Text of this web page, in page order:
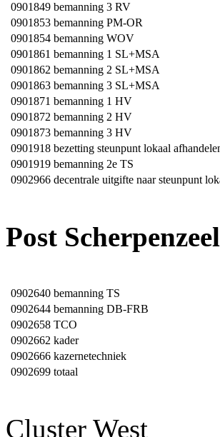
0901849 bemanning 3 RV
0901853 bemanning PM-OR
0901854 bemanning WOV
0901861 bemanning 1 SL+MSA
0901862 bemanning 2 SL+MSA
0901863 bemanning 3 SL+MSA
0901871 bemanning 1 HV
0901872 bemanning 2 HV
0901873 bemanning 3 HV
0901918 bezetting steunpunt lokaal
0901919 bemanning 2e TS
0902966 decentrale uitgifte naar steunpunt
Post Scherpenzeel
0902640 bemanning TS
0902644 bemanning DB-FRB
0902658 TCO
0902662 kader
0902666 kazernetechniek
0902699 totaal
Cluster West